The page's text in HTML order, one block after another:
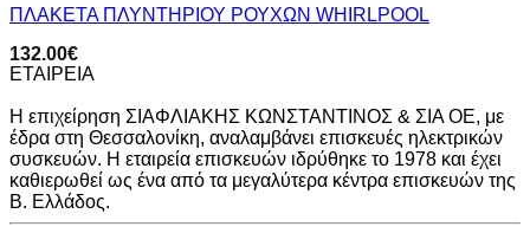
ΠΛΑΚΕΤΑ ΠΛΥΝΤΗΡΙΟΥ ΡΟΥΧΩΝ WHIRLPOOL
132.00€
ΕΤΑΙΡΕΙΑ
Η επιχείρηση ΣΙΑΦΛΙΑΚΗΣ ΚΩΝΣΤΑΝΤΙΝΟΣ & ΣΙΑ ΟΕ, με
έδρα στη Θεσσαλονίκη, αναλαμβάνει επισκευές ηλεκτρικών
συσκευών. Η εταιρεία επισκευών ιδρύθηκε το 1978 και έχει
καθιερωθεί ως ένα από τα μεγαλύτερα κέντρα επισκευών της
Β. Ελλάδος.